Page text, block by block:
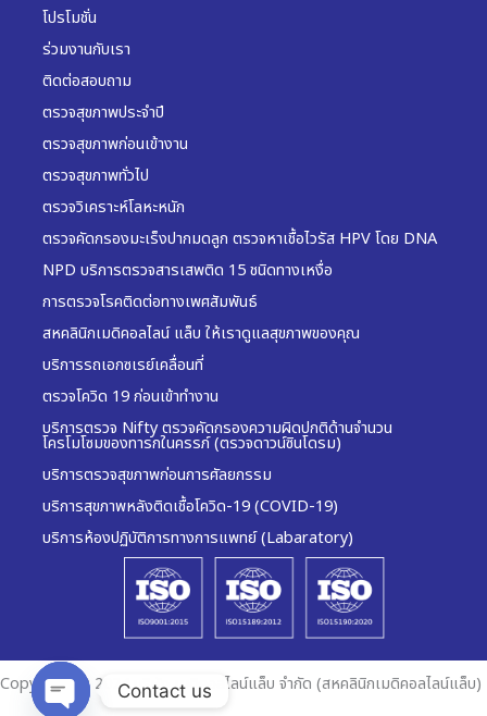
โปรโมชั่น
ร่วมงานกับเรา
ติดต่อสอบถาม
ตรวจสุขภาพประจำปี
ตรวจสุขภาพก่อนเข้างาน
ตรวจสุขภาพทั่วไป
ตรวจวิเคราะห์โลหะหนัก
ตรวจคัดกรองมะเร็งปากมดลูก ตรวจหาเชื้อไวรัส HPV โดย DNA
NPD บริการตรวจสารเสพติด 15 ชนิดทางเหงื่อ
การตรวจโรคติดต่อทางเพศสัมพันธ์
สหคลินิกเมดิคอลไลน์ แล็บ ให้เราดูแลสุขภาพของคุณ
บริการรถเอกซเรย์เคลื่อนที่
ตรวจโควิด 19 ก่อนเข้าทำงาน
บริการตรวจ Nifty ตรวจคัดกรองความผิดปกติด้านจำนวน
โครโมโซมของทารกในครรภ์ (ตรวจดาวน์ซินโดรม)
บริการตรวจสุขภาพก่อนการศัลยกรรม
บริการสุขภาพหลังติดเชื้อโควิด-19 (COVID-19)
บริการห้องปฏิบัติการทางการแพทย์ (Labaratory)
Copyright © 2024 บริษัท เมดิคอลไลน์แล็บ จำกัด (สหคลินิกเมดิคอลไลน์แล็บ)
Contact us